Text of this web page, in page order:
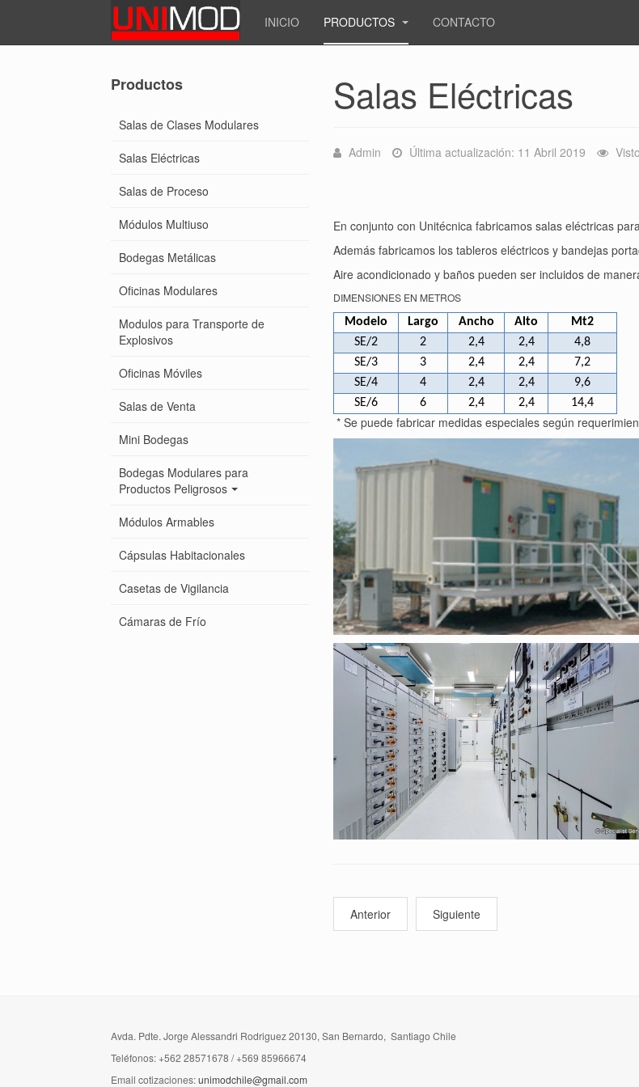
INICIO PRODUCTOS CONTACTO
Salas Eléctricas
Admin Última actualización: 11 Abril 2019
En conjunto con Unitécnica fabricamos salas eléctricas
Además fabricamos los tableros eléctricos y bandejas
Aire acondicionado y baños pueden ser incluidos de
DIMENSIONES EN METROS
Modelo Largo Ancho Alto
Mt2
SE/2
2 2,4 2,4
4,8
SE/3
3 2,4 2,4
7,2
SE/4
4 2,4 2,4
9,6
SE/6
6 2,4 2,4 14,4
* Se puede fabricar medidas especiales según
Anterior Siguiente
Productos
Salas de Clases Modulares
Salas Eléctricas
Salas de Proceso
Módulos Multiuso
Bodegas Metálicas
Oficinas Modulares
Modulos para Transporte de
Explosivos
Oficinas Móviles
Salas de Venta
Mini Bodegas
Bodegas Modulares para
Productos Peligrosos
Módulos Armables
Cápsulas Habitacionales
Casetas de Vigilancia
Cámaras de Frío
Avda. Pdte. Jorge Alessandri Rodriguez 20130, San Bernardo, Santiago Chile
Teléfonos: +562 28571678 / +569 85966674
Email cotizaciones:unimodchile@gmail.com